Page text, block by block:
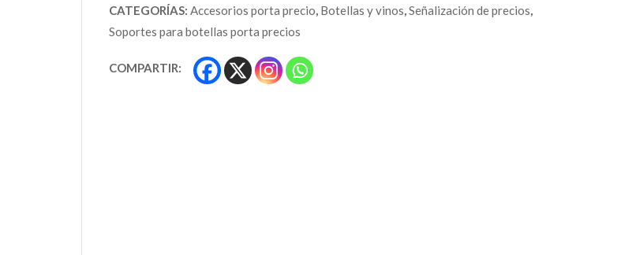
CATEGORÍAS: Accesorios porta precio, Botellas y vinos,Señalización de precios,
Soportes para botellas porta precios
COMPARTIR: